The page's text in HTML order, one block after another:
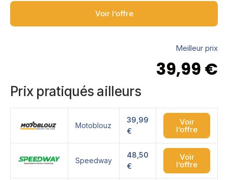
Voir l’offre
Meilleur prix
39,99 €
Prix pratiqués ailleurs
Motoblouz
39,99
€
Voir
l’offre
Speedway
48,50
€
Voir
l’offre